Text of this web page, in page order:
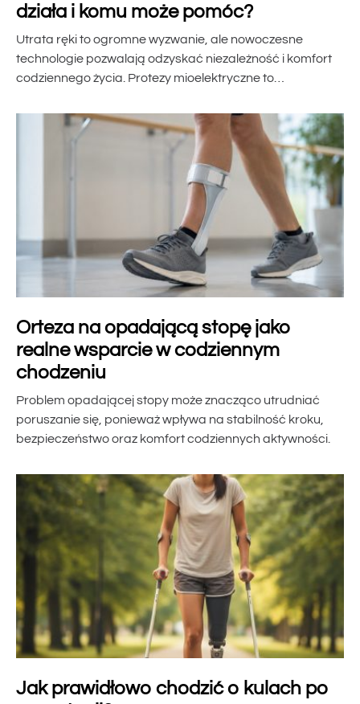
działa i komu może pomóc?
Utrata ręki to ogromne wyzwanie, ale nowoczesne
technologie pozwalają odzyskać niezależność i komfort
codziennego życia. Protezy mioelektryczne to…
Orteza na opadającą stopę jako
realne wsparcie w codziennym
chodzeniu
Problem opadającej stopy może znacząco utrudniać
poruszanie się, ponieważ wpływa na stabilność kroku,
bezpieczeństwo oraz komfort codziennych aktywności.
Jak prawidłowo chodzić o kulach po